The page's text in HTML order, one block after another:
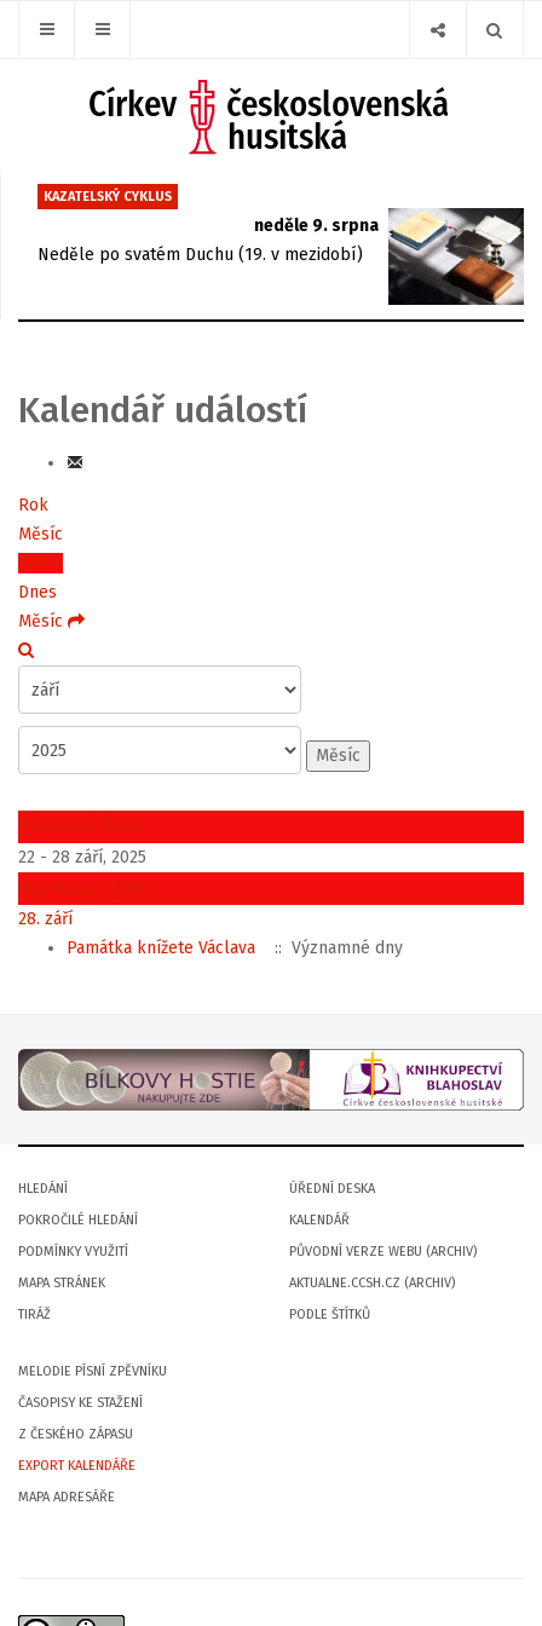
KAZATELSKÝ CYKLUS
neděle 9. srpna
Neděle po svatém Duchu (19. v mezidobí)
Kalendář událostí
Rok
Měsíc
Týden
Dnes
Měsíc
Měsíc
Předchozí týden
22 - 28 září, 2025
Následující týden
28. září
Památka knížete Václava
:: Významné dny
HLEDÁNÍ
POKROČILÉ HLEDÁNÍ
PODMÍNKY VYUŽITÍ
MAPA STRÁNEK
TIRÁŽ
ÚŘEDNÍ DESKA
KALENDÁŘ
PŮVODNÍ VERZE WEBU (ARCHIV)
AKTUALNE.CCSH.CZ (ARCHIV)
PODLE ŠTÍTKŮ
MELODIE PÍSNÍ ZPĚVNÍKU
ČASOPISY KE STAŽENÍ
Z ČESKÉHO ZÁPASU
EXPORT KALENDÁŘE
MAPA ADRESÁŘE